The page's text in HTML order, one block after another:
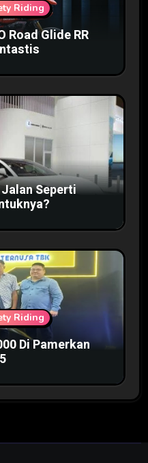
Riding
Road Glide RR
Seperti
Riding
Di Pamerkan